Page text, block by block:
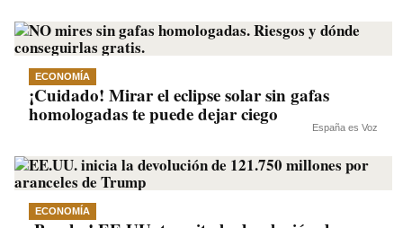
ECONOMÍA
¡Cuidado! Mirar el eclipse solar sin gafas
homologadas te puede dejar ciego
España es Voz
ECONOMÍA